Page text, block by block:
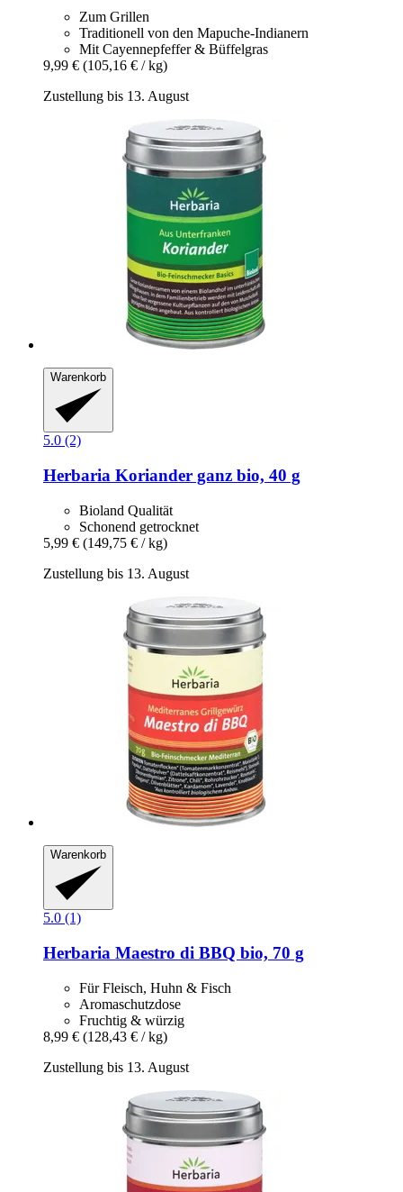
Zum Grillen
Traditionell von den Mapuche-Indianern
Mit Cayennepfeffer & Büffelgras
9,99 € (105,16 € / kg)
Zustellung bis 13. August
Warenkorb
5.0 (2)
Herbaria Koriander ganz bio, 40 g
Bioland Qualität
Schonend getrocknet
5,99 € (149,75 € / kg)
Zustellung bis 13. August
Warenkorb
5.0 (1)
Herbaria Maestro di BBQ bio, 70 g
Für Fleisch, Huhn & Fisch
Aromaschutzdose
Fruchtig & würzig
8,99 € (128,43 € / kg)
Zustellung bis 13. August